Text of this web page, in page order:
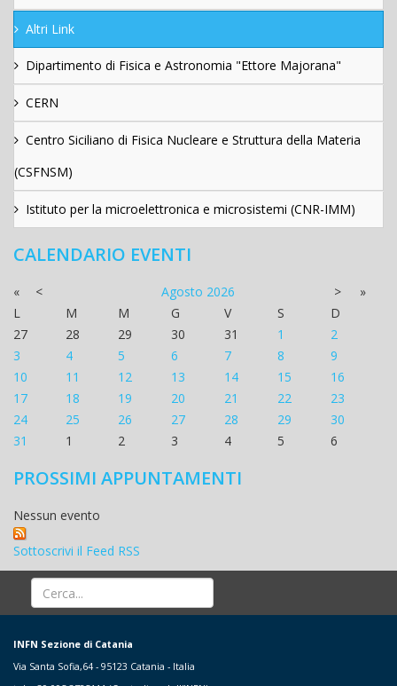
Altri Link
Dipartimento di Fisica e Astronomia "Ettore Majorana"
CERN
Centro Siciliano di Fisica Nucleare e Struttura della Materia
(CSFNSM)
Istituto per la microelettronica e microsistemi (CNR-IMM)
CALENDARIO EVENTI
« < Agosto 2026 >
»
L
M M G V S
D
27
28 29 30 31 1
2
3
4 5 6 7 8
9
10
11 12 13 14 15
16
17
18 19 20 21 22
23
24
25 26 27 28 29
30
31
1 2 3 4 5 6
PROSSIMI APPUNTAMENTI
Nessun evento
Sottoscrivi il Feed RSS
INFN Sezione di Catania
Via Santa Sofia,64 - 95123 Catania - Italia